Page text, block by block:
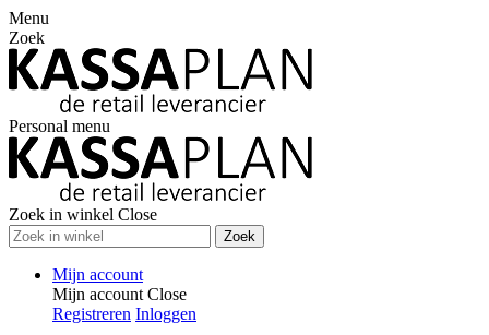
Menu
Zoek
Personal menu
Zoek in winkel Close
Zoek
Mijn account
Mijn account Close
Registreren Inloggen